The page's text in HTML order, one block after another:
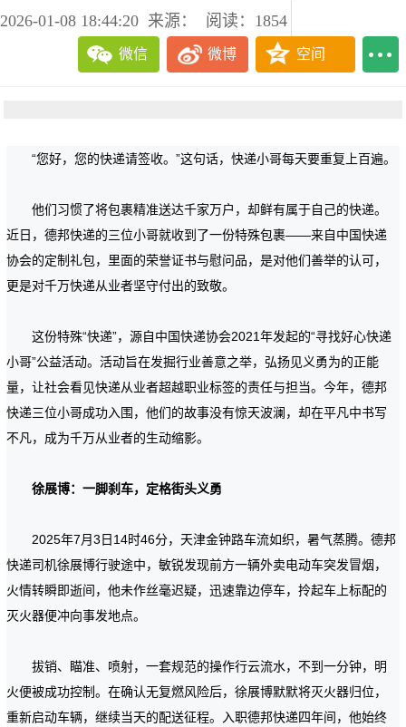
2026-01-08 18:44:20 来源： 阅读：1854
微信 微博 空间
“您好，您的快递请签收。”这句话，快递小哥每天要重复上百遍。
他们习惯了将包裹精准送达千家万户，却鲜有属于自己的快递。
近日，德邦快递的三位小哥就收到了一份特殊包裹——来自中国快递
协会的定制礼包，里面的荣誉证书与慰问品，是对他们善举的认可，
更是对千万快递从业者坚守付出的致敬。
这份特殊“快递”，源自中国快递协会2021年发起的“寻找好心快递
小哥”公益活动。活动旨在发掘行业善意之举，弘扬见义勇为的正能
量，让社会看见快递从业者超越职业标签的责任与担当。今年，德邦
快递三位小哥成功入围，他们的故事没有惊天波澜，却在平凡中书写
不凡，成为千万从业者的生动缩影。
徐展博：一脚刹车，定格街头义勇
2025年7月3日14时46分，天津金钟路车流如织，暑气蒸腾。德邦
快递司机徐展博行驶途中，敏锐发现前方一辆外卖电动车突发冒烟，
火情转瞬即逝间，他未作丝毫迟疑，迅速靠边停车，拎起车上标配的
灭火器便冲向事发地点。
拔销、瞄准、喷射，一套规范的操作行云流水，不到一分钟，明
火便被成功控制。在确认无复燃风险后，徐展博默默将灭火器归位，
重新启动车辆，继续当天的配送征程。入职德邦快递四年间，他始终